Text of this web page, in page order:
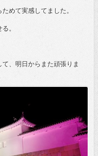
めて実感してました。
。
、明日からまた頑張りま